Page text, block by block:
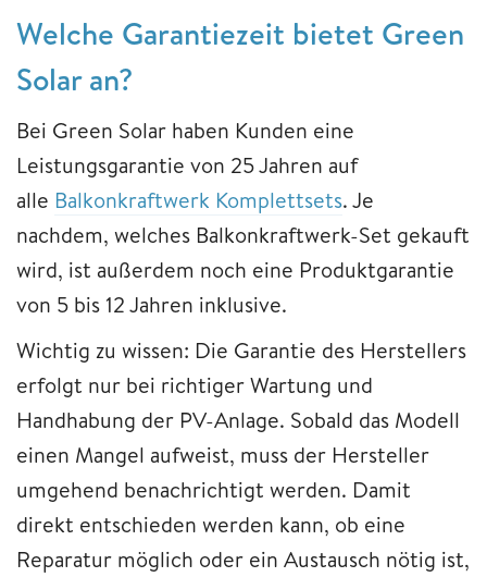
Welche Garantiezeit bietet Green
Solar an?
Bei Green Solar haben Kunden eine
Leistungsgarantie von 25 Jahren auf
alle Balkonkraftwerk Komplettsets. Je
nachdem, welches Balkonkraftwerk-Set gekauft
wird, ist außerdem noch eine Produktgarantie
von 5 bis 12 Jahren inklusive.
Wichtig zu wissen: Die Garantie des Herstellers
erfolgt nur bei richtiger Wartung und
Handhabung der PV-Anlage. Sobald das Modell
einen Mangel aufweist, muss der Hersteller
umgehend benachrichtigt werden. Damit
direkt entschieden werden kann, ob eine
Reparatur möglich oder ein Austausch nötig ist,